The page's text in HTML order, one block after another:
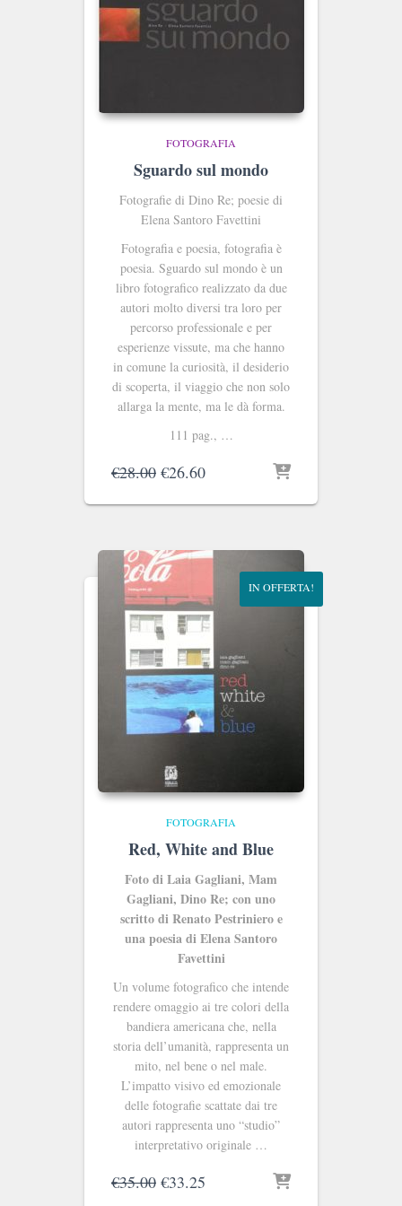
FOTOGRAFIA
Sguardo sul mondo
Fotografie di Dino Re; poesie di
Elena Santoro Favettini
Fotografia e poesia, fotografia è
poesia. Sguardo sul mondo è un
libro fotografico realizzato da due
autori molto diversi tra loro per
percorso professionale e per
esperienze vissute, ma che hanno
in comune la curiosità, il desiderio
di scoperta, il viaggio che non solo
allarga la mente, ma le dà forma.
111 pag., …
€28.00 Il
originale
€28.00.
€26.60Il
attuale
€26.60.
IN OFFERTA!
FOTOGRAFIA
Red, White and Blue
Foto di Laia Gagliani, Mam
Gagliani, Dino Re; con uno
scritto di Renato Pestriniero e
una poesia di Elena Santoro
Favettini
Un volume fotografico che intende
rendere omaggio ai tre colori della
bandiera americana che, nella
storia dell’umanità, rappresenta un
mito, nel bene o nel male.
L’impatto visivo ed emozionale
delle fotografie scattate dai tre
autori rappresenta uno “studio”
interpretativo originale …
€35.00 Il
€33.25